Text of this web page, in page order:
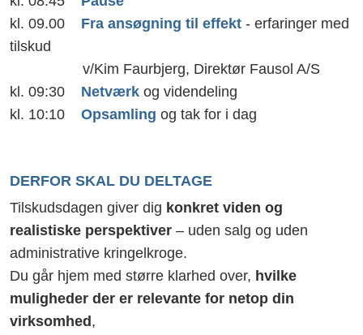
kl. 09.00 Fra ansøgning til effekt - erfaringer med
tilskud
v/Kim Faurbjerg, Direktør Fausol A/S
kl. 09:30 Netværk og videndeling
kl. 10:10 Opsamling og tak for i dag
DERFOR SKAL DU DELTAGE
Tilskudsdagen giver dig konkret viden og
realistiske perspektiver – uden salg og uden
administrative kringelkroge.
Du går hjem med større klarhed over, hvilke
muligheder der er relevante for netop din
virksomhed ,